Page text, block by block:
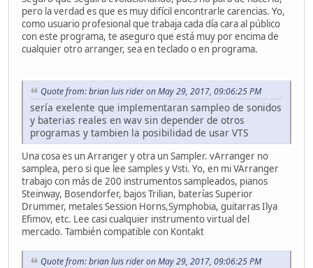
pero la verdad es que es muy difícil encontrarle carencias. Yo,
como usuario profesional que trabaja cada día cara al público
con este programa, te aseguro que está muy por encima de
cualquier otro arranger, sea en teclado o en programa.
Quote from: brian luis rider on May 29, 2017, 09:06:25 PM
sería exelente que implementaran sampleo de sonidos
y baterias reales en wav sin depender de otros
programas y tambien la posibilidad de usar VTS
Una cosa es un Arranger y otra un Sampler. vArranger no
samplea, pero si que lee samples y Vsti. Yo, en mi VArranger
trabajo con más de 200 instrumentos sampleados, pianos
Steinway, Bosendorfer, bajos Trilian, baterías Superior
Drummer, metales Session Horns,Symphobia, guitarras Ilya
Efimov, etc. Lee casi cualquier instrumento virtual del
mercado. También compatible con Kontakt
Quote from: brian luis rider on May 29, 2017, 09:06:25 PM